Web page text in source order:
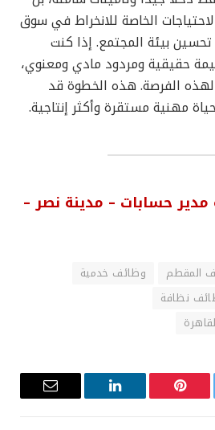
الخاصة للانخراط في سوق
بيئة المجتمع. إذا كنت
حقيقية ومردود مادي ومعنوي،
الفرصة. هذه الخطوة قد
مهنية مستقرة وأكثر إنتاجية.
حسابات – مدينة نصر –
المقطم
وظائف خدمية
نظافة
بينتيريست لينكدإن
البريد